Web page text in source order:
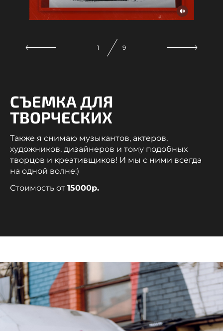
СЪЕМКА ДЛЯ
ТВОРЧЕСКИХ
Также я снимаю музыкантов, актеров,
художников, дизайнеров и тому подобных
творцов и креативщиков! И мы с ними всегда
на одной волне:)
Стоимость от 15000р.
1 9